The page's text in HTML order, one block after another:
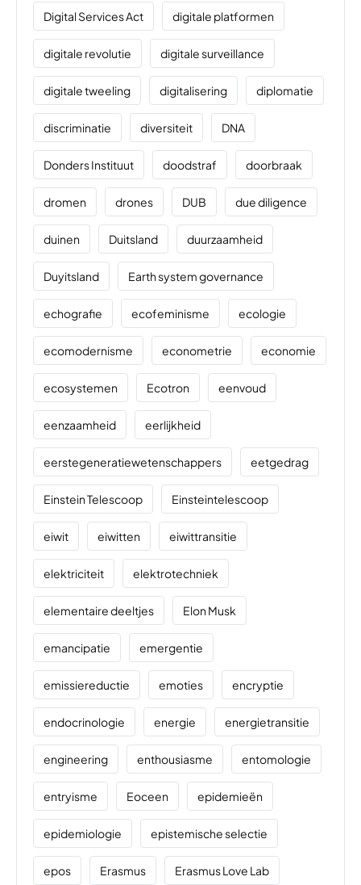
Digital Services Act digitale platformen
digitale revolutie digitale surveillance
digitale tweeling digitalisering diplomatie
discriminatie diversiteit DNA
Donders Instituut doodstraf doorbraak
dromen drones DUB due diligence
duinen Duitsland duurzaamheid
Duyitsland Earth system governance
echografie ecofeminisme ecologie
ecomodernisme econometrie economie
ecosystemen Ecotron eenvoud
eenzaamheid eerlijkheid
eerstegeneratiewetenschappers eetgedrag
Einstein Telescoop Einsteintelescoop
eiwit eiwitten eiwittransitie
elektriciteit elektrotechniek
elementaire deeltjes Elon Musk
emancipatie emergentie
emissiereductie emoties encryptie
endocrinologie energie energietransitie
engineering enthousiasme entomologie
entryisme Eoceen epidemieën
epidemiologie epistemische selectie
epos Erasmus Erasmus Love Lab